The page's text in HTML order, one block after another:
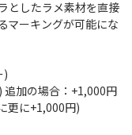
としたラメ素材を直接
マーキングが可能にな
)
追加の場合：+1,000円
更に+1,000円)